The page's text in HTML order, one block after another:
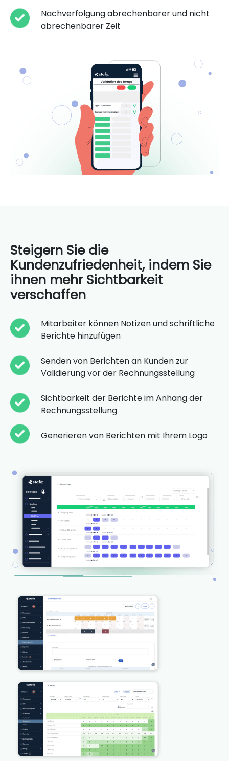
Nachverfolgung abrechenbarer und nicht
abrechenbarer Zeit
Steigern Sie die
Kundenzufriedenheit, indem Sie
ihnen mehr Sichtbarkeit
verschaffen
Mitarbeiter können Notizen und schriftliche
Berichte hinzufügen
Senden von Berichten an Kunden zur
Validierung vor der Rechnungsstellung
Sichtbarkeit der Berichte im Anhang der
Rechnungsstellung
Generieren von Berichten mit Ihrem Logo